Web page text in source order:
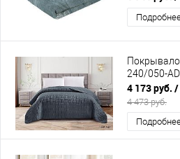
Покрывало
240/050-AD
4 173 руб. /
4 473 руб.